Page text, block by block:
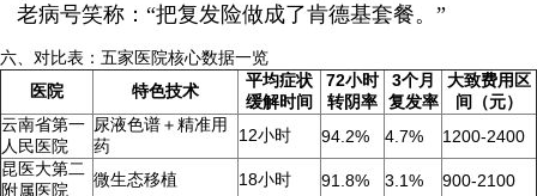
老病号笑称：“把复发险做成了肯德基套餐。”
六、对比表：五家医院核心数据一览
医院
特色技术
平均症状
缓解时间
72小时
转阴率
3个月
复发率
大致费用区
间（元）
云南省第一
人民医院
尿液色谱＋精准用
药
12小时 94.2% 4.7%
1200-2400
昆医大第二
附属医院
微生态移植 18小时 91.8% 3.1% 900-2100